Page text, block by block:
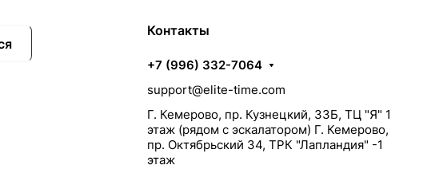
Контакты
+7 (996) 332-7064
support@elite-time.com
Г. Кемерово, пр. Кузнецкий, 33Б, ТЦ "Я" 1
этаж (рядом с эскалатором) Г. Кемерово,
пр. Октябрьский 34, ТРК "Лапландия" -1
этаж